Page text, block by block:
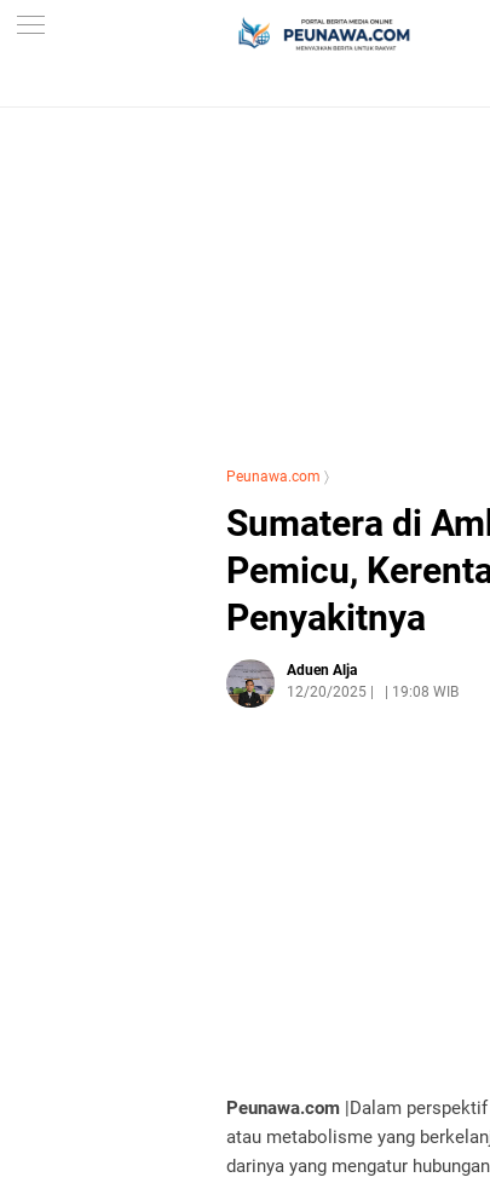
Peunawa.com 〉
Sumatera di
Pemicu,
Penyakitnya
Aduen Alja
12/20/2025
19:08 WIB
Peunawa.com |Dalam
atau metabolisme yang
darinya yang mengatur